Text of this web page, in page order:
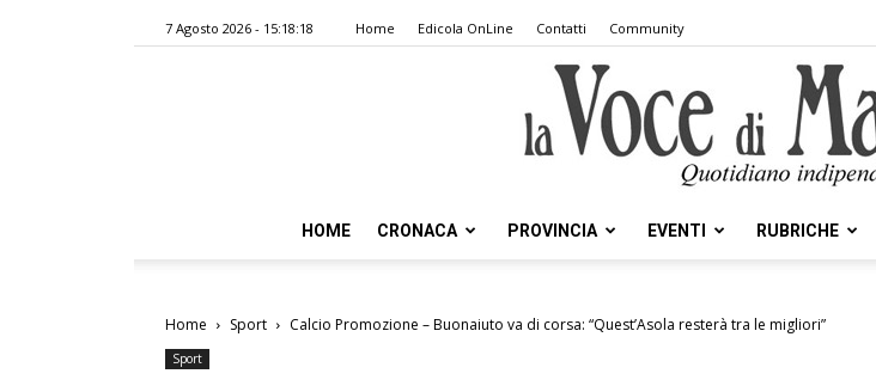
7 Agosto 2026 - 15:18:18 Home Edicola OnLine Contatti Community
HOME CRONACA PROVINCIA EVENTI RUBRICHE
Home Sport Calcio Promozione – Buonaiuto va di corsa: “Quest’Asola resterà tra le migliori”
Sport